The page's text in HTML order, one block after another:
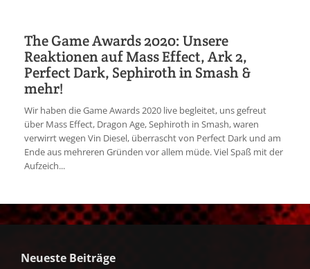
The Game Awards 2020: Unsere
Reaktionen auf Mass Effect, Ark 2,
Perfect Dark, Sephiroth in Smash &
mehr!
Wir haben die Game Awards 2020 live begleitet, uns gefreut
über Mass Effect, Dragon Age, Sephiroth in Smash, waren
verwirrt wegen Vin Diesel, überrascht von Perfect Dark und am
Ende aus mehreren Gründen vor allem müde. Viel Spaß mit der
Aufzeich...
Neueste Beiträge